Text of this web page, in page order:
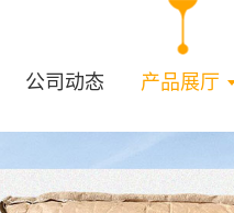
公司动态 产品展厅